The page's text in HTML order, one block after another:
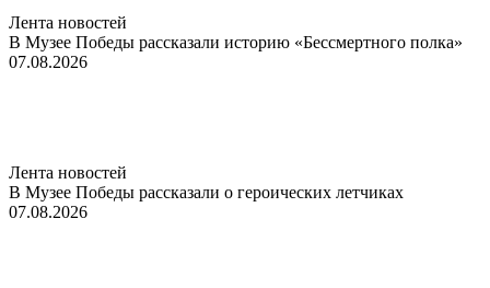
Лента новостей
В Музее Победы рассказали историю «Бессмертного полка»
07.08.2026
Лента новостей
В Музее Победы рассказали о героических летчиках
07.08.2026